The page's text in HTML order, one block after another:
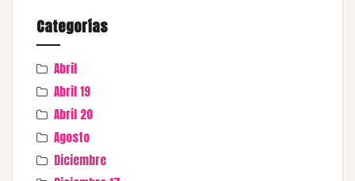
Categorías
Abril
Abril 19
Abril 20
Agosto
Diciembre